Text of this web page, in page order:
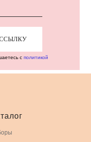
с политикой